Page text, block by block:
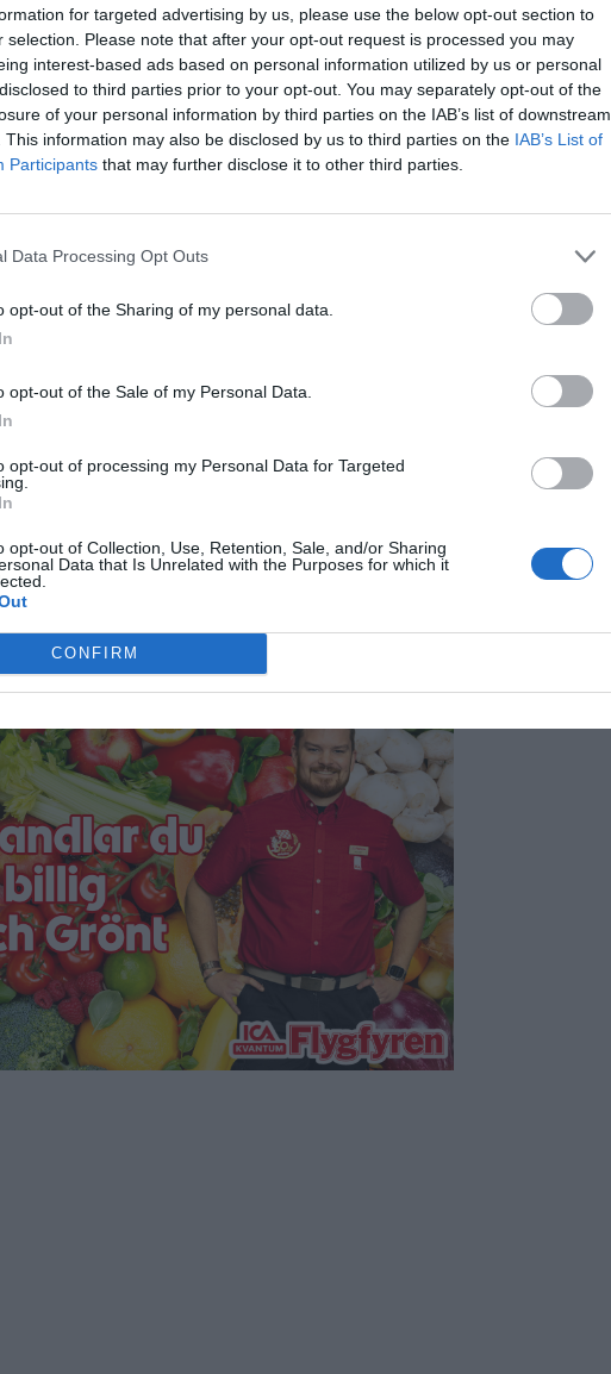
for targeted advertising by us, please use the below opt-out section to
selection. Please note that after your opt-out request is processed you may
interest-based ads based on personal information utilized by us or personal
to third parties prior to your opt-out. You may separately opt-out of the
of your personal information by third parties on the IAB’s list of downstream
This information may also be disclosed by us to third parties on the IAB’s List of
Participants that may further disclose it to other third parties.
Data Processing Opt Outs
opt-out of the Sharing of my personal data.
opt-out of the Sale of my Personal Data.
opt-out of processing my Personal Data for Targeted
opt-out of Collection, Use, Retention, Sale, and/or Sharing
Data that Is Unrelated with the Purposes for which it
CONFIRM
ANNONS
vann, jag är jättetacksam och stolt. Det är
det. Behöver nog landa lite i att jag fick
vilket i sig är en ära, för att sen
säger hon.
busstation för fyra år sedan och
att fortsätta arbetet med verksamheten.
och drivkraft till att fortsätta med sin
vara egenföretagare så en sån här
Jag känner tacksamhet att få jobba med
ger mig en slags ny energi helt
stolthet i att jag gör det bra. Jätteroligt,
ANNONS